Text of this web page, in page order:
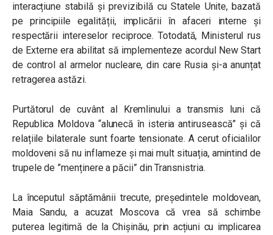
interacțiune stabilă și previzibilă cu Statele Unite, bazată
pe principiile egalității, implicării în afaceri interne și
respectării intereselor reciproce. Totodată, Ministerul rus
de Externe era abilitat să implementeze acordul New Start
de control al armelor nucleare, din care Rusia și-a anunțat
retragerea astăzi.
Purtătorul de cuvânt al Kremlinului a transmis luni că
Republica Moldova “alunecă în isteria antirusească” și că
relațiile bilaterale sunt foarte tensionate. A cerut oficialilor
moldoveni să nu inflameze și mai mult situația, amintind de
trupele de ”menținere a păcii” din Transnistria.
La începutul săptămânii trecute, președintele moldovean,
Maia Sandu, a acuzat Moscova că vrea să schimbe
puterea legitimă de la Chișinău, prin acțiuni cu implicarea